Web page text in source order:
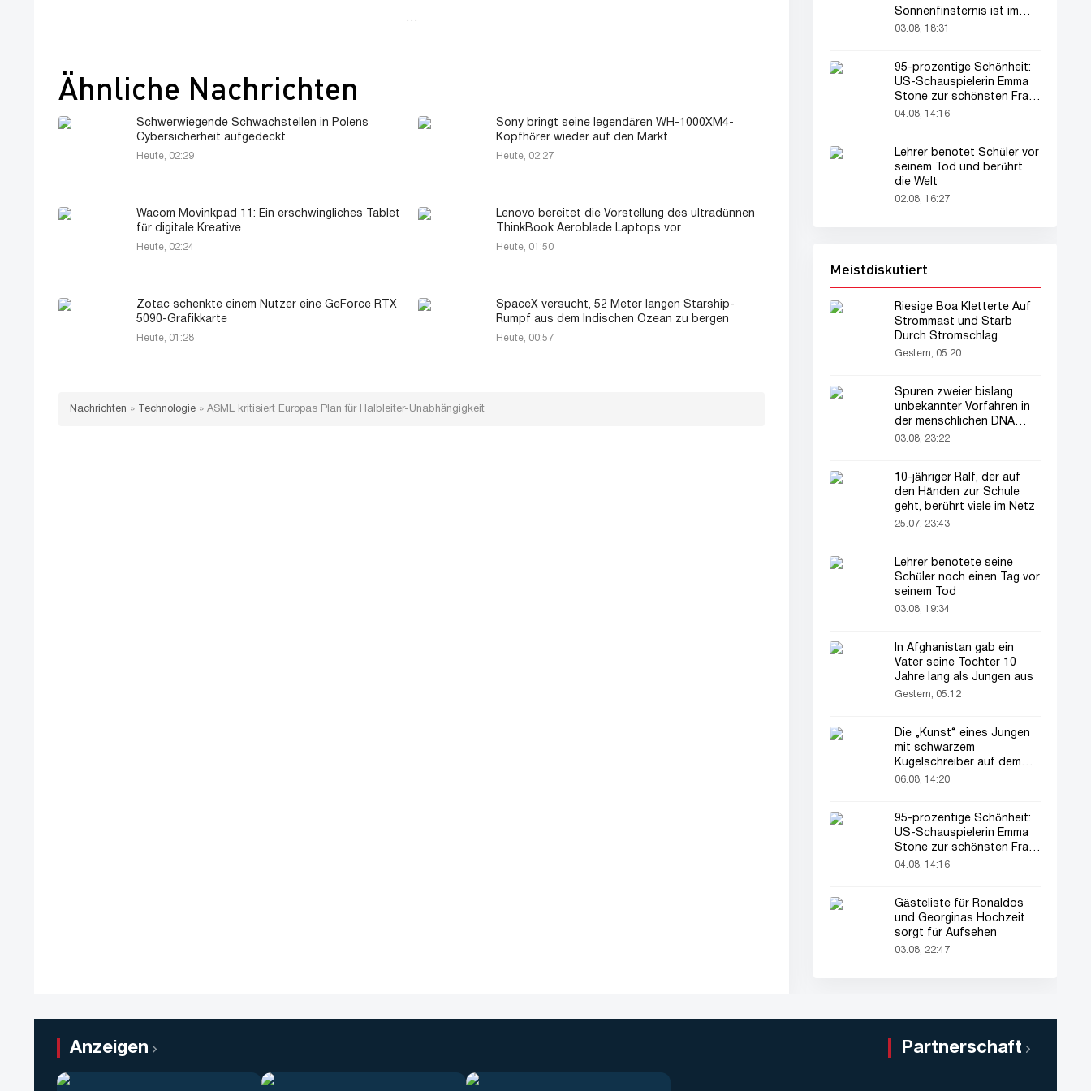
…
Ähnliche Nachrichten
Schwerwiegende Schwachstellen in Polens
Cybersicherheit aufgedeckt
Heute, 02:29
Sony bringt seine legendären WH-1000XM4-
Kopfhörer wieder auf den Markt
Heute, 02:27
Wacom Movinkpad 11: Ein erschwingliches Tablet
für digitale Kreative
Heute, 02:24
Lenovo bereitet die Vorstellung des ultradünnen
ThinkBook Aeroblade Laptops vor
Heute, 01:50
Zotac schenkte einem Nutzer eine GeForce RTX
5090-Grafikkarte
Heute, 01:28
SpaceX versucht, 52 Meter langen Starship-
Rumpf aus dem Indischen Ozean zu bergen
Heute, 00:57
Nachrichten » Technologie » ASML kritisiert Europas Plan für Halbleiter-Unabhängigkeit
Sonnenfinsternis ist im
August zu sehen
03.08, 18:31
95-prozentige Schönheit:
US-Schauspielerin Emma
Stone zur schönsten Frau
der Welt gekürt
04.08, 14:16
Lehrer benotet Schüler vor
seinem Tod und berührt
die Welt
02.08, 16:27
Meistdiskutiert
Riesige Boa Kletterte Auf
Strommast und Starb
Durch Stromschlag
Gestern, 05:20
Spuren zweier bislang
unbekannter Vorfahren in
der menschlichen DNA
entdeckt
03.08, 23:22
10-jähriger Ralf, der auf
den Händen zur Schule
geht, berührt viele im Netz
25.07, 23:43
Lehrer benotete seine
Schüler noch einen Tag vor
seinem Tod
03.08, 19:34
In Afghanistan gab ein
Vater seine Tochter 10
Jahre lang als Jungen aus
Gestern, 05:12
Die „Kunst“ eines Jungen
mit schwarzem
Kugelschreiber auf dem
Pass seines Vaters zieht
06.08, 14:20
95-prozentige Schönheit:
US-Schauspielerin Emma
Stone zur schönsten Frau
der Welt gekürt
04.08, 14:16
Gästeliste für Ronaldos
und Georginas Hochzeit
sorgt für Aufsehen
03.08, 22:47
Anzeigen Partnerschaft